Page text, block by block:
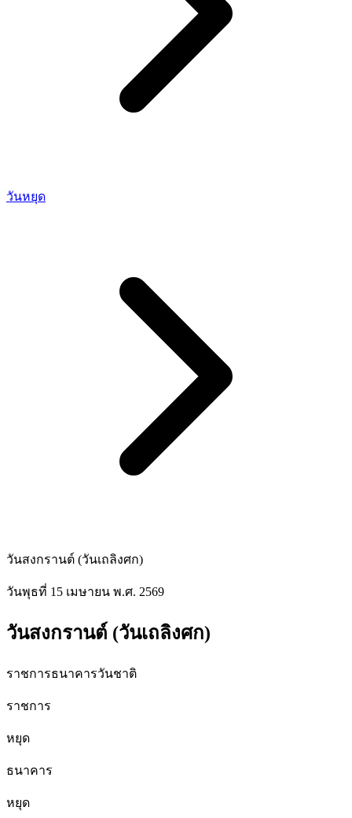
วันหยุด
วันสงกรานต์ (วันเถลิงศก)
วันพุธที่ 15 เมษายน พ.ศ. 2569
วันสงกรานต์ (วันเถลิงศก)
ราชการธนาคารวันชาติ
ราชการ
หยุด
ธนาคาร
หยุด